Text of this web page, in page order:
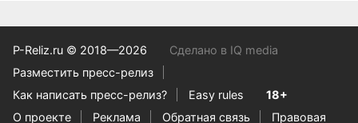
P-Reliz.ru © 2018—2026
Сделано в IQ media
Разместить пресс-релиз
Как написать пресс-релиз?
Easy rules
18+
О проекте
Реклама Обратная связь Правовая